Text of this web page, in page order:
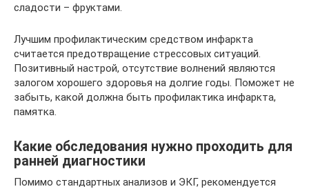
сладости – фруктами.
Лучшим профилактическим средством инфаркта
считается предотвращение стрессовых ситуаций.
Позитивный настрой, отсутствие волнений являются
залогом хорошего здоровья на долгие годы. Поможет не
забыть, какой должна быть профилактика инфаркта,
памятка.
Какие обследования нужно проходить для
ранней диагностики
Помимо стандартных анализов и ЭКГ, рекомендуется